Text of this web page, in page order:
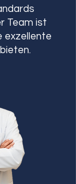
Team ist
exzellente